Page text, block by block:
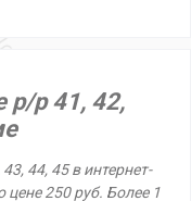
р/р 41, 42,
44, 45 в интернет-
цене 250 руб. Более 1